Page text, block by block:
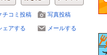
チコミ投稿
写真投稿
ェアする
メールする